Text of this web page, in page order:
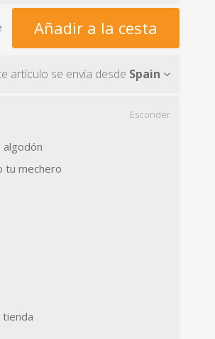
Añadir a la cesta
artículo se envía desde Spain
Esconder
algodón
tu mechero